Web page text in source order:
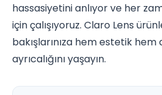
hassasiyetini anlıyor ve her
için çalışıyoruz. Claro Lens
bakışlarınıza hem estetik hem
ayrıcalığını yaşayın.